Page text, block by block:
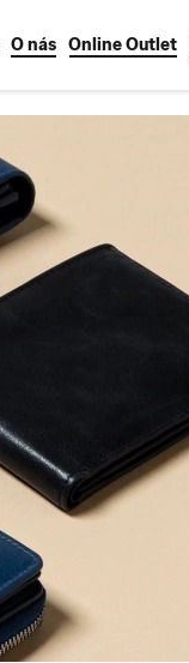
O nás Online Outlet